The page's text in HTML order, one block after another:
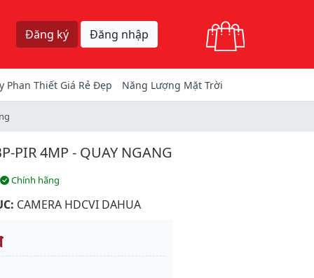
Đăng ký Đăng nhập
Phan Thiết Giá Rẻ Đẹp Năng Lượng Mặt Trời
PIR 4MP - QUAY NGANG
Chính hãng
CAMERA HDCVI DAHUA